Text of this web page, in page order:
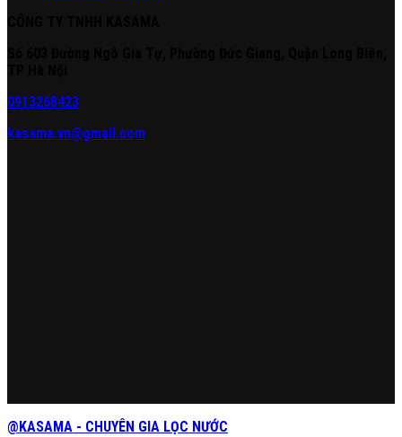
0913268423
kasama.vn@gmail.com
@KASAMA - CHUYÊN GIA LỌC NƯỚC